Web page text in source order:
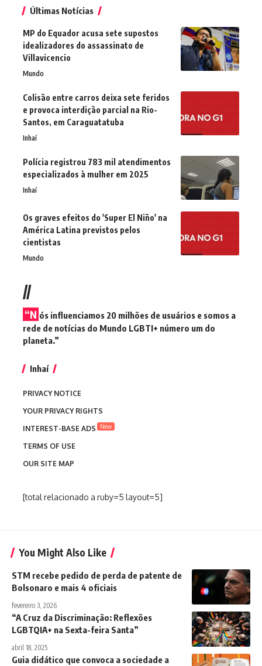
Últimas Notícias
MP do Equador acusa sete supostos
idealizadores do assassinato de
Villavicencio
Mundo
Colisão entre carros deixa sete feridos
e provoca interdição parcial na Rio-
Santos, em Caraguatatuba
Inhaí
Polícia registrou 783 mil atendimentos
especializados à mulher em 2025
Inhaí
Os graves efeitos do 'Super El Niño' na
América Latina previstos pelos
cientistas
Mundo
//
“N ós influenciamos 20 milhões de usuários e somos a
rede de notícias do Mundo LGBTI+ número um do
planeta.”
Inhaí
PRIVACY NOTICE
YOUR PRIVACY RIGHTS
INTEREST-BASE ADS
New
TERMS OF USE
OUR SITE MAP
[total relacionado a ruby=5 layout=5]
You Might Also Like
STM recebe pedido de perda de patente de
Bolsonaro e mais 4 oficiais
fevereiro 3, 2026
“A Cruz da Discriminação: Reflexões
LGBTQIA+ na Sexta-feira Santa”
abril 18, 2025
Guia didático que convoca a sociedade a